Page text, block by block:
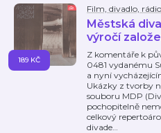
Film, divadlo,
Městská
výročí
Z komentáře k
0481 vydanému
a nyní
Ukázky z tvorby
souboru MDP
pochopitelně
celkový
divade…
189 KČ